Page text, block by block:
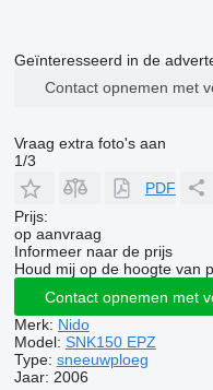
Geïnteresseerd in de
Contact opnemen met
Vraag extra foto's aan
1/3
PDF
Prijs:
op aanvraag
Informeer naar de prijs
Houd mij op de hoogte van
Contact opnemen met
Merk: Nido
Model: SNK150 EPZ
Type: sneeuwploeg
Jaar: 2006